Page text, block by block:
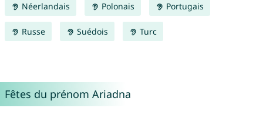
Néerlandais Polonais Portugais
Russe Suédois Turc
Fêtes du prénom Ariadna